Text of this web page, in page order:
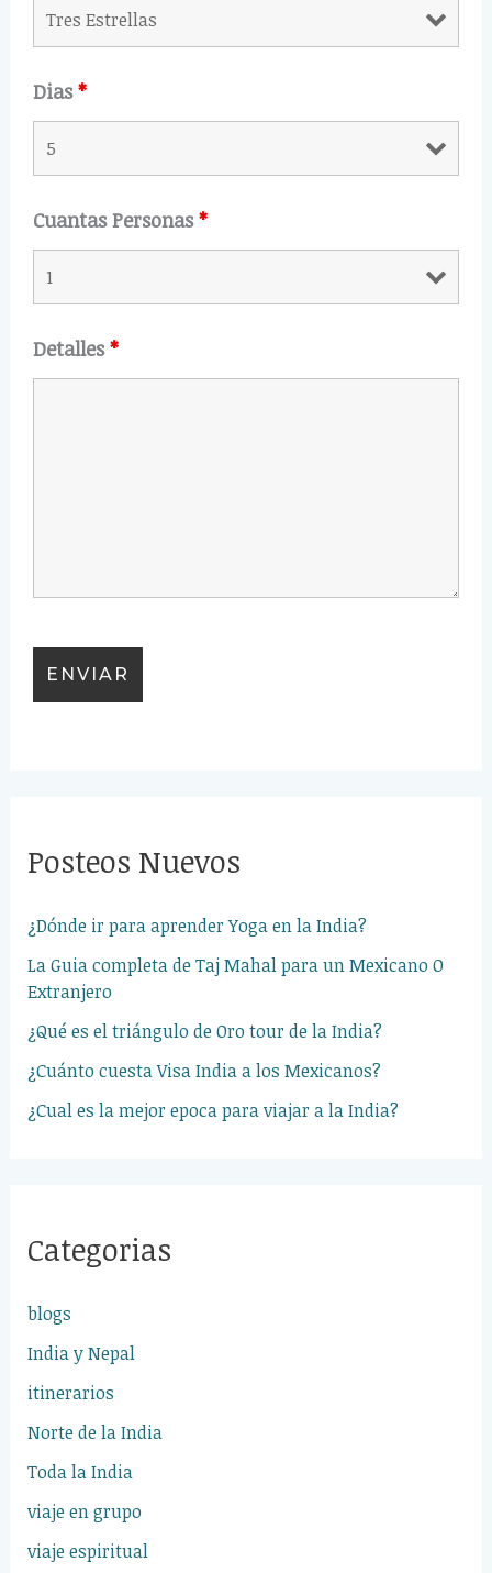
Dias*
Cuantas Personas*
Detalles*
Posteos Nuevos
¿Dónde ir para aprender Yoga en la India?
La Guia completa de Taj Mahal para un Mexicano O
Extranjero
¿Qué es el triángulo de Oro tour de la India?
¿Cuánto cuesta Visa India a los Mexicanos?
¿Cual es la mejor epoca para viajar a la India?
Categorias
blogs
India y Nepal
itinerarios
Norte de la India
Toda la India
viaje en grupo
viaje espiritual